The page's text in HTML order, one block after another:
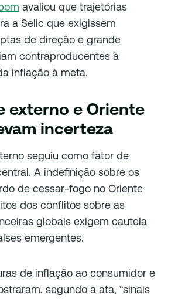
avaliou que trajetórias
a Selic que exigissem
de direção e grande
contraproducentes à
inflação à meta.
externo e Oriente
incerteza
seguiu como fator de
A indefinição sobre os
de cessar-fogo no Oriente
dos conflitos sobre as
globais exigem cautela
emergentes.
de inflação ao consumidor e
segundo a ata, “sinais